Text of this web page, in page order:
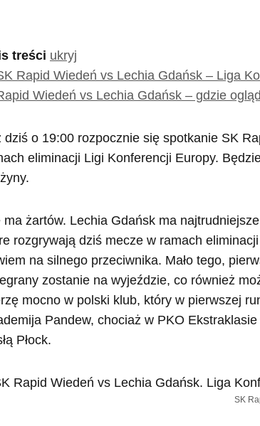
treści ukryj
Rapid Wiedeń vs Lechia Gdańsk – Liga
Wiedeń vs Lechia Gdańsk – gdzie
dziś o 19:00 rozpocznie się spotkanie SK
eliminacji Ligi Konferencji Europy.
ma żartów. Lechia Gdańsk ma
rozgrywają dziś mecze w ramach
na silnego przeciwnika. Mało tego,
zostanie na wyjeździe, co również
mocno w polski klub, który w pierwszej
Pandew, chociaż w PKO
Płock.
SK